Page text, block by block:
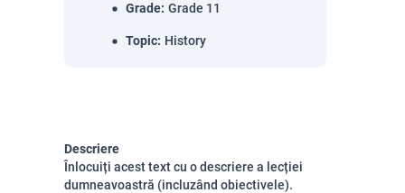
Grade: Grade 11
Topic: History
Descriere
Înlocuiți acest text cu o descriere a lecției
dumneavoastră (incluzând obiectivele).